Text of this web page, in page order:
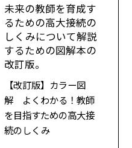
未来の教師を育成す
るための高大接続の
しくみについて解説
するための図解本の
改訂版。
【改訂版】カラー図
解 よくわかる！教師
を目指すための高大接
続のしくみ